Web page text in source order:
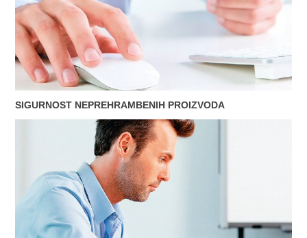
SIGURNOST NEPREHRAMBENIH PROIZVODA